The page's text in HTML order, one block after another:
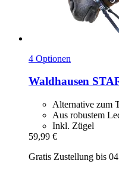
4 Optionen
Waldhausen
Alternative zum
Aus robustem
Inkl. Zügel
59,99 €
Gratis Zustellung bis